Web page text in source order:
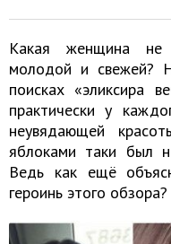
Какая женщина не
молодой и свежей?
поисках «эликсира
практически у
неувядающей
яблоками таки был
Ведь как ещё
героинь этого обзора?